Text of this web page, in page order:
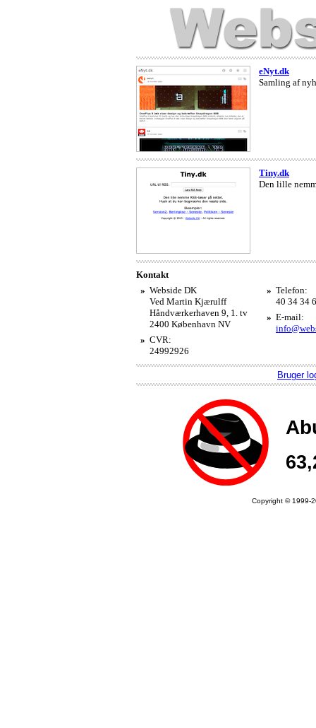
eNyt.dk
Samling af
Tiny.dk
Den lille
Kontakt
» Webside DK
Ved Martin Kjærulff
Håndværkerhaven 9, 1. tv
2400 København NV
» CVR:
24992926
» Telefon:
40 34 34
» E-mail:
Bruger
Copyright © 1999-